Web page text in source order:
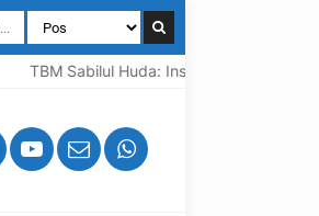
TBM Sabilul Huda: Inspirasi, Motivasi,